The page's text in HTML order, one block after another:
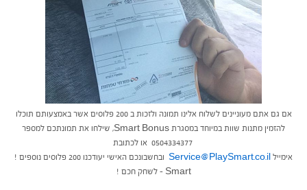
אם גם אתם מעוניינים לשלוח אלינו תמונה ולזכות ב 200 פלוסים אשר באמצעותם תוכלו
להזמין מתנות שוות במיוחד במסגרת Smart Bonus, שילחו את תמונתכם למספר
0504334377 או לכתובת
אימייל Service@PlaySmart.co.il ובחשבונכם האישי יעודכנו 200 פלוסים נוספים !
Smart – לשחק חכם !